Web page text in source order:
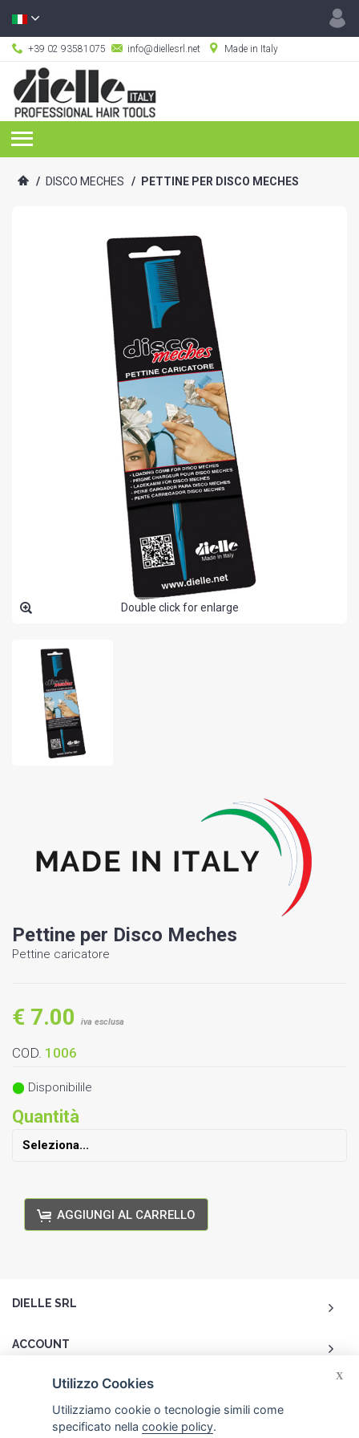
+39 02 93581075 info@diellesrl.net Made in Italy
/ DISCO MECHES / PETTINE PER DISCO MECHES
Double click for enlarge
Pettine per Disco Meches
Pettine caricatore
€ 7.00 iva esclusa
COD. 1006
Disponibilile
Quantità
AGGIUNGI AL CARRELLO
DIELLE SRL
ACCOUNT
CUSTOMER CARE
CONTATTI
Utilizzo Cookies
Utilizziamo cookie o tecnologie simili come
specificato nellacookie policy.
X